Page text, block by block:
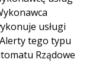
usługi
tego typu
Rządowe